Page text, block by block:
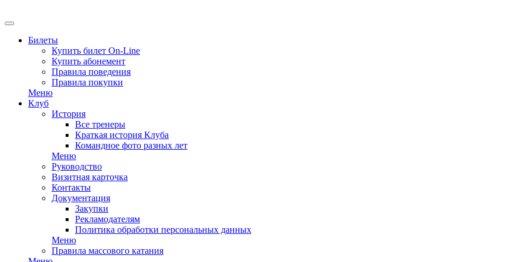
Билеты
Купить билет On-Line
Купить абонемент
Правила поведения
Правила покупки
Меню
Клуб
История
Все тренеры
Краткая история Клуба
Командное фото разных лет
Меню
Руководство
Визитная карточка
Контакты
Документация
Закупки
Рекламодателям
Политика обработки персональных данных
Меню
Правила массового катания